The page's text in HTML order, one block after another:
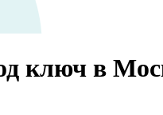
ключ в